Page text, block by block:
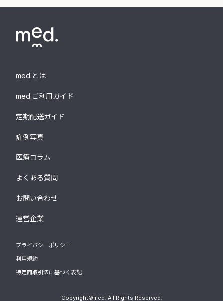
med.とは
med.ご利用ガイド
定期配送ガイド
症例写真
医療コラム
よくある質問
お問い合わせ
運営企業
プライバシーポリシー
利用規約
特定商取引法に基づく表記
Copyright©med. All Rights Reserved.